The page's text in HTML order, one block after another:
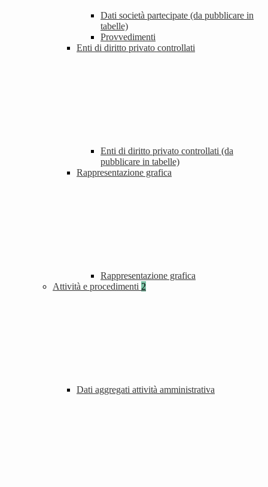
Dati società partecipate (da pubblicare in
tabelle)
Provvedimenti
Enti di diritto privato controllati
Enti di diritto privato controllati (da
pubblicare in tabelle)
Rappresentazione grafica
Rappresentazione grafica
Attività e procedimenti 2
Dati aggregati attività amministrativa